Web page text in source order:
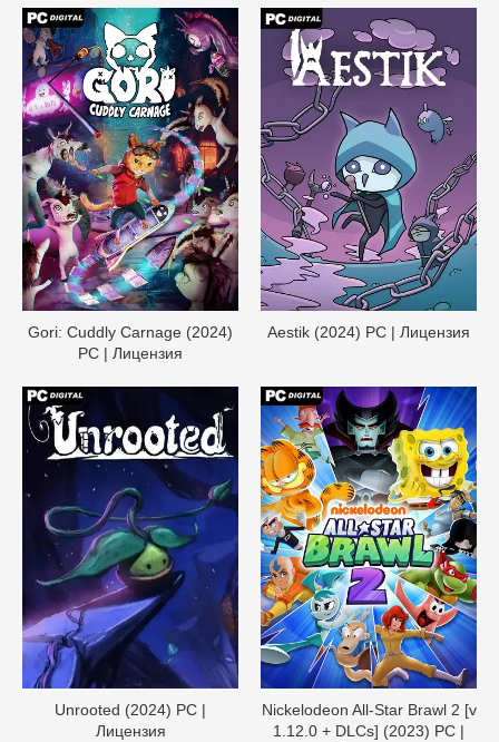
Gori: Cuddly Carnage (2024)
PC | Лицензия
Aestik (2024) PC | Лицензия
Unrooted (2024) PC |
Лицензия
Nickelodeon All-Star Brawl 2 [v
1.12.0 + DLCs] (2023) PC |